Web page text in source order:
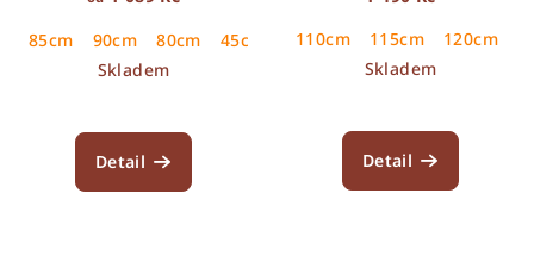
85cm
90cm 80cm 45cm 50cm 55cm 60cm
65cm
Skladem
Detail
110cm
115cm 120cm
Skladem
Detail